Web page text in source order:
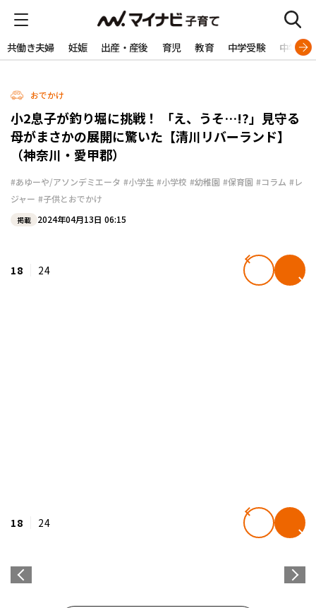
共働き夫婦 妊娠 出産・産後 育児 教育 中学受験 中学生
おでかけ
小2息子が釣り堀に挑戦！ 「え、うそ…!?」見守る
母がまさかの展開に驚いた【清川リバーランド】
（神奈川・愛甲郡）
#あゆーや/アソンデミエータ #小学生 #小学校 #幼稚園 #保育園 #コラム #レ
ジャー #子供とおでかけ
掲載 2024年04月13日 06:15
18 24
18 24